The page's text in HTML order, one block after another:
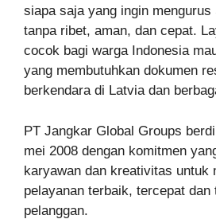
siapa saja yang ingin
tanpa ribet, aman, dan cepat.
cocok bagi warga Indonesia
yang membutuhkan dokumen
berkendara di Latvia dan
PT Jangkar Global Groups
mei 2008 dengan komitmen
karyawan dan kreativitas untuk
pelayanan terbaik, tercepat
pelanggan.